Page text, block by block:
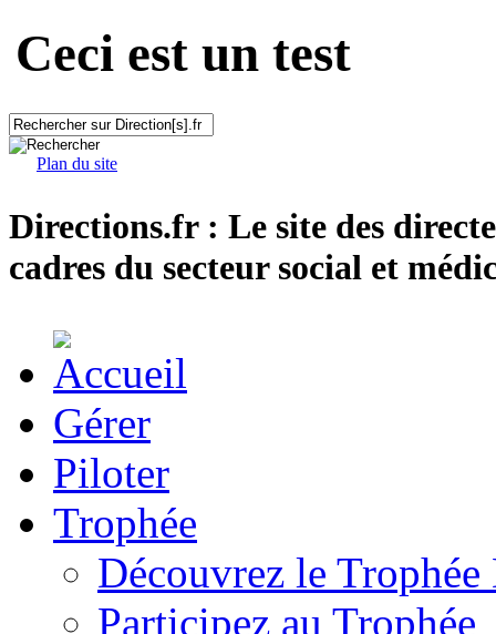
Ceci est un test
Plan du site
Directions.fr : Le site des
cadres du secteur social et
Gérer
Piloter
Trophée
Découvrez le
Participez au Trophée